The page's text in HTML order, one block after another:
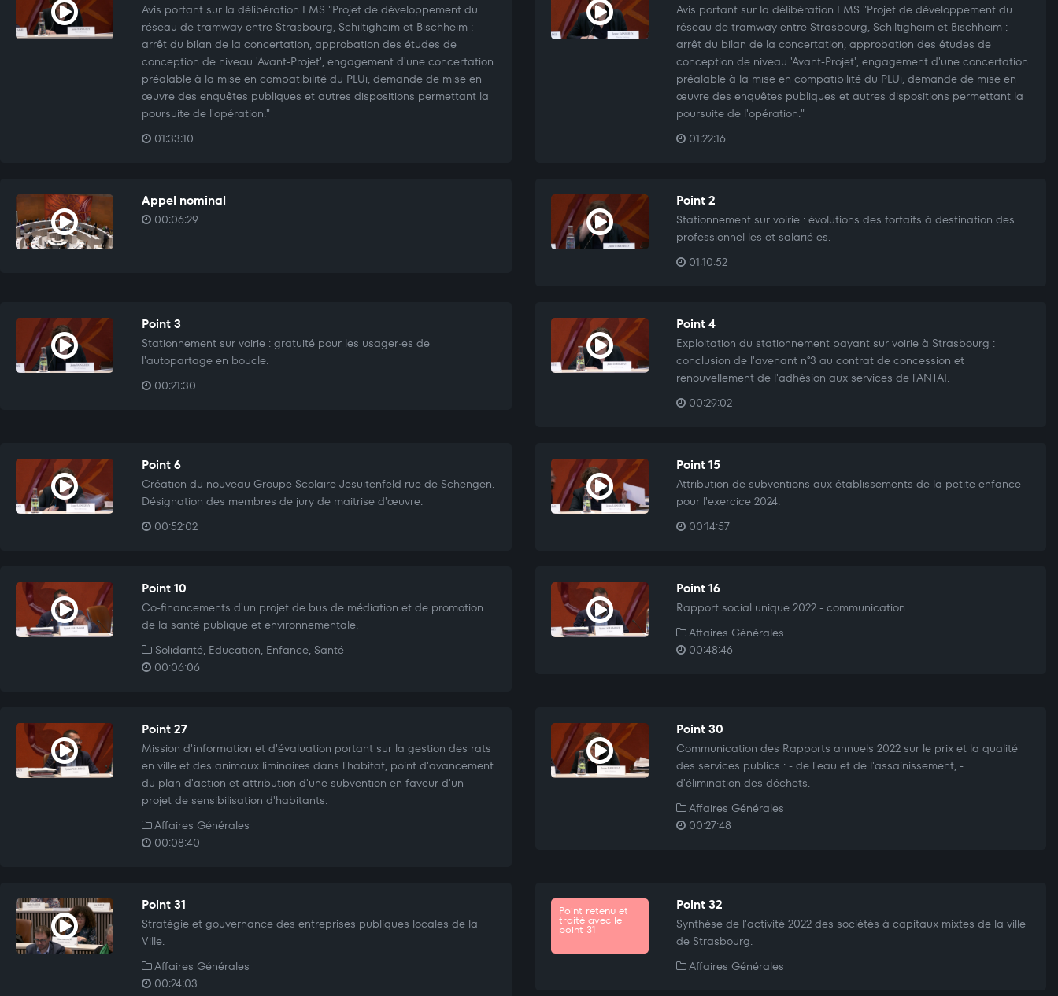
Avis portant sur la délibération EMS "Projet de développement du
réseau de tramway entre Strasbourg, Schiltigheim et Bischheim :
arrêt du bilan de la concertation, approbation des études de
conception de niveau 'Avant-Projet', engagement d'une concertation
préalable à la mise en compatibilité du PLUi, demande de mise en
œuvre des enquêtes publiques et autres dispositions permettant la
poursuite de l'opération."
01:33:10
Avis portant sur la délibération EMS "Projet de développement du
réseau de tramway entre Strasbourg, Schiltigheim et Bischheim :
arrêt du bilan de la concertation, approbation des études de
conception de niveau 'Avant-Projet', engagement d'une concertation
préalable à la mise en compatibilité du PLUi, demande de mise en
œuvre des enquêtes publiques et autres dispositions permettant la
poursuite de l'opération."
01:22:16
Appel nominal
00:06:29
Point 2
Stationnement sur voirie : évolutions des forfaits à destination des
professionnel·les et salarié·es.
01:10:52
Point 3
Stationnement sur voirie : gratuité pour les usager·es de
l'autopartage en boucle.
00:21:30
Point 4
Exploitation du stationnement payant sur voirie à Strasbourg :
conclusion de l'avenant n°3 au contrat de concession et
renouvellement de l'adhésion aux services de l'ANTAI.
00:29:02
Point 6
Création du nouveau Groupe Scolaire Jesuitenfeld rue de Schengen.
Désignation des membres de jury de maitrise d'œuvre.
00:52:02
Point 15
Attribution de subventions aux établissements de la petite enfance
pour l'exercice 2024.
00:14:57
Point 10
Co-financements d'un projet de bus de médiation et de promotion
de la santé publique et environnementale.
Solidarité, Education, Enfance, Santé
00:06:06
Point 16
Rapport social unique 2022 - communication.
Affaires Générales
00:48:46
Point 27
Mission d'information et d'évaluation portant sur la gestion des rats
en ville et des animaux liminaires dans l'habitat, point d'avancement
du plan d'action et attribution d'une subvention en faveur d'un
projet de sensibilisation d'habitants.
Affaires Générales
00:08:40
Point 30
Communication des Rapports annuels 2022 sur le prix et la qualité
des services publics : - de l'eau et de l'assainissement, -
d'élimination des déchets.
Affaires Générales
00:27:48
Point 31
Stratégie et gouvernance des entreprises publiques locales de la
Ville.
Affaires Générales
00:24:03
Point retenu et
traité avec le
point 31
Point 32
Synthèse de l'activité 2022 des sociétés à capitaux mixtes de la ville
de Strasbourg.
Affaires Générales